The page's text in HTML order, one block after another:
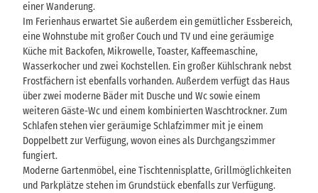
h
t
m
i
t
P
a
l
m
e
n
B
e
l
e
u
c
h
t
u
g
einer Wanderung.
Im Ferienhaus erwartet Sie außerdem ein gemütlicher Essbereich,
eine Wohnstube mit großer Couch und TV und eine geräumige
Küche mit Backofen, Mikrowelle, Toaster, Kaffeemaschine,
Wasserkocher und zwei Kochstellen. Ein großer Kühlschrank nebst
Frostfächern ist ebenfalls vorhanden. Außerdem verfügt das Haus
über zwei moderne Bäder mit Dusche und Wc sowie einem
weiteren Gäste-Wc und einem kombinierten Waschtrockner. Zum
Schlafen stehen vier geräumige Schlafzimmer mit je einem
Doppelbett zur Verfügung, wovon eines als Durchgangszimmer
fungiert.
Moderne Gartenmöbel, eine Tischtennisplatte, Grillmöglichkeiten
und Parkplätze stehen im Grundstück ebenfalls zur Verfügung.